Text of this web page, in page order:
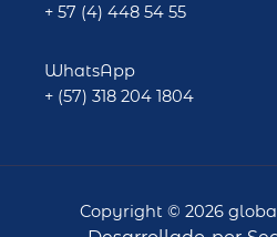
+ 57 (4) 448 54 55
WhatsApp
+ (57) 318 204 1804
Copyright © 2026